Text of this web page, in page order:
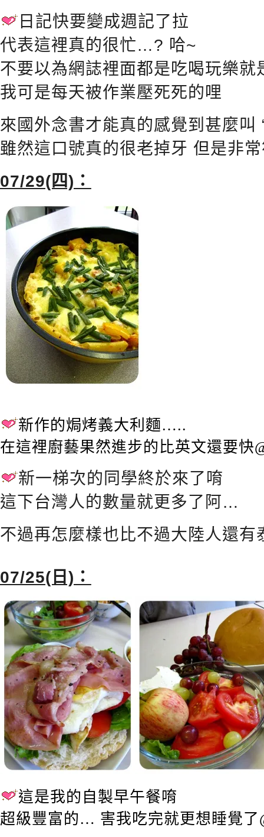
日記快要變成週記了拉
代表這裡真的很忙…? 哈~
不要以為網誌裡面都是吃喝玩樂就
我可是每天被作業壓死死的哩
來國外念書才能真的感覺到甚麼
雖然這口號真的很老掉牙 但是非
07/29(四)：
新作的焗烤義大利麵…..
在這裡廚藝果然進步的比英文還要快
新一梯次的同學終於來了唷
這下台灣人的數量就更多了阿…
不過再怎麼樣也比不過大陸人還有
07/25(日)：
這是我的自製早午餐唷
超級豐富的… 害我吃完就更想睡覺了